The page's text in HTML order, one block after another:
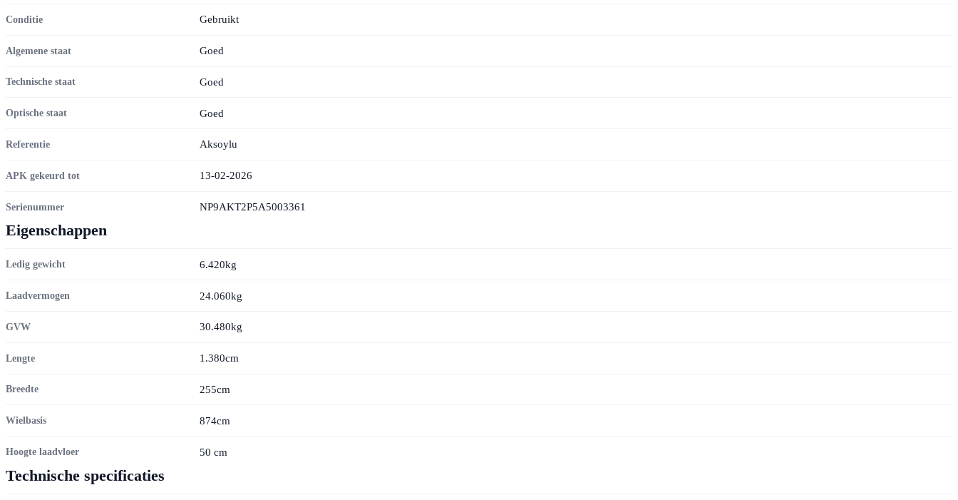
Conditie Gebruikt
Algemene staat Goed
Technische staat Goed
Optische staat Goed
Referentie Aksoylu
APK gekeurd tot 13-02-2026
Serienummer NP9AKT2P5A5003361
Eigenschappen
Ledig gewicht 6.420kg
Laadvermogen 24.060kg
GVW 30.480kg
Lengte 1.380cm
Breedte 255cm
Wielbasis 874cm
Hoogte laadvloer 50 cm
Technische specificaties